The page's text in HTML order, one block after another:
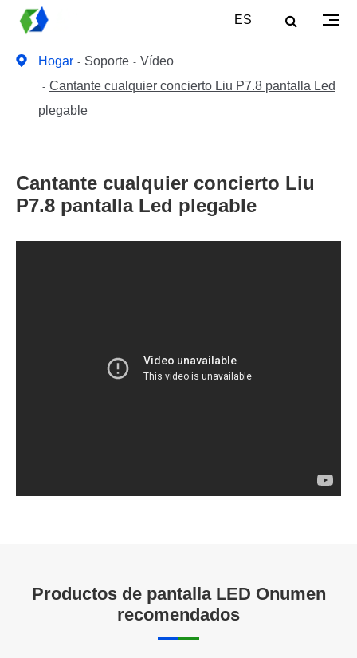
ES
Hogar Soporte
Vídeo
Cantante cualquier concierto Liu P7.8 pantalla Led
plegable
Cantante cualquier concierto Liu
P7.8 pantalla Led plegable
Productos de pantalla LED Onumen
recomendados